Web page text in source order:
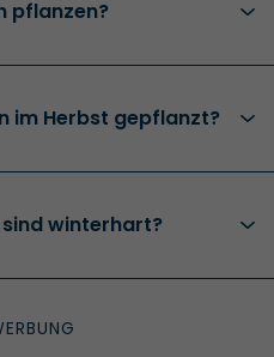
pflanzen?
im Herbst gepflanzt?
winterhart?